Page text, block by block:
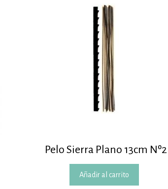
Pelo Sierra Plano 13cm Nº2
Añadir al carrito